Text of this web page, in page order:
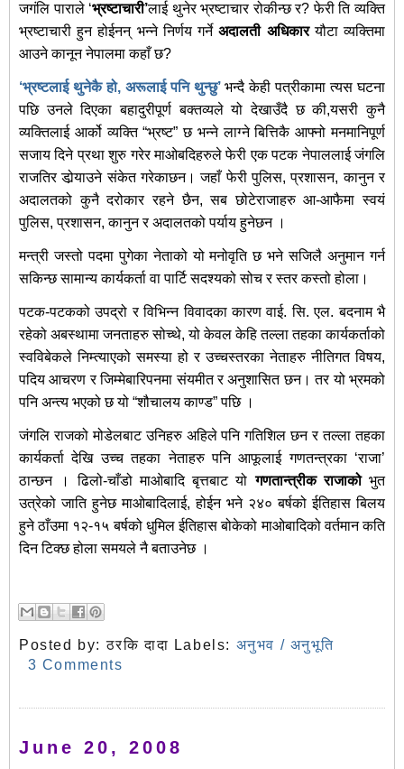
जगंलि पाराले ‘भ्रष्टाचारी’लाई थुनेर भ्रष्टाचार रोकीन्छ र? फेरी ति व्यक्ति
भ्रष्टाचारी हुन होईनन् भन्ने निर्णय गर्नेअदालती अधिकारयौटा व्यक्तिमा
आउने कानून नेपालमा कहाँ छ?
‘भ्रष्टलाई थुनेकै हो, अरूलाई पनि थुन्छु’भन्दै केही पत्रीकामा त्यस घटना
पछि उनले दिएका बहादुरीपूर्ण बक्तव्यले यो देखाउँदै छ की,यसरी कुनै
व्यक्तिलाई आर्को व्यक्ति “भ्रष्ट” छ भन्ने लाग्ने बित्तिकै आफ्नो मनमानिपूर्ण
सजाय दिने प्रथा शुरु गरेर माओबदिहरुले फेरी एक पटक नेपाललाई जंगलि
राजतिर डोर्‍याउने संकेत गरेकाछन। जहाँ फेरी पुलिस, प्रशासन, कानुन र
अदालतको कुनै दरोकार रहने छैन, सब छोटेराजाहरु आ-आफैमा स्वयं
पुलिस, प्रशासन, कानुन र अदालतको पर्याय हुनेछन ।
मन्त्री जस्तो पदमा पुगेका नेताको यो मनोवृति छ भने सजिलै अनुमान गर्न
सकिन्छ सामान्य कार्यकर्ता वा पार्टि सदश्यको सोच र स्तर कस्तो होला।
पटक-पटकको उपद्रो र विभिन्न विवादका कारण वाई. सि. एल. बदनाम भै
रहेको अबस्थामा जनताहरु सोच्थे, यो केवल केहि तल्ला तहका कार्यकर्ताको
स्वविबेकले निम्त्याएको समस्या हो र उच्चस्तरका नेताहरु नीतिगत विषय,
पदिय आचरण र जिम्मेबारिपनमा संयमीत र अनुशासित छन। तर यो भ्रमको
पनि अन्त्य भएको छ यो “शौचालय काण्ड” पछि ।
जंगलि राजको मोडेलबाट उनिहरु अहिले पनि गतिशिल छन र तल्ला तहका
कार्यकर्ता देखि उच्च तहका नेताहरु पनि आफूलाई गणतन्त्रका ‘राजा’
ठान्छन । ढिलो-चाँडो माओबादि बृत्तबाट योगणतान्त्रीक राजाकोभुत
उत्रेको जाति हुनेछ माओबादिलाई, होईन भने २४० बर्षको ईतिहास बिलय
हुने ठाँउमा १२-१५ बर्षको धुमिल ईतिहास बोकेको माओबादिको वर्तमान कति
दिन टिक्छ होला समयले नै बताउनेछ ।
Posted by:ठरकि दादा Labels: अनुभव / अनुभूति
3 Comments
June 20, 2008